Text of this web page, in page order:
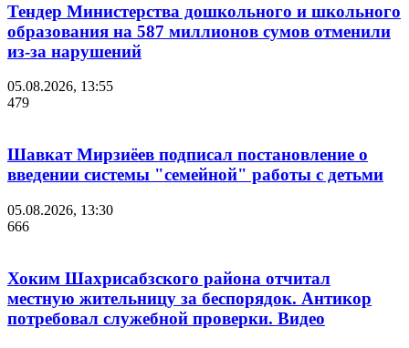
Тендер Министерства дошкольного и школьного
образования на 587 миллионов сумов отменили
из-за нарушений
05.08.2026, 13:55
479
Шавкат Мирзиёев подписал постановление о
введении системы "семейной" работы с детьми
05.08.2026, 13:30
666
Хоким Шахрисабзского района отчитал
местную жительницу за беспорядок. Антикор
потребовал служебной проверки. Видео